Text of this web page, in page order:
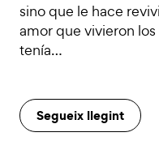
sino que le hace
amor que vivieron
tenía…
Segueix llegint